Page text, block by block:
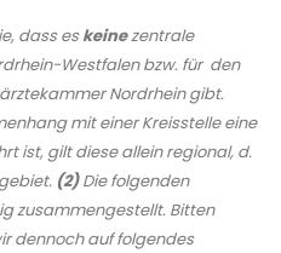
dass eskeinezentrale
Westfalen bzw. für den
Nordrhein gibt.
mit einer Kreisstelle eine
ist, gilt diese allein regional, d.
(2)Die folgenden
zusammengestellt. Bitten
dennoch auf folgendes